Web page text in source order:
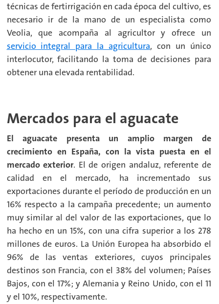
técnicas de fertirrigación en cada época del cultivo, es
necesario ir de la mano de un especialista como
Veolia, que acompaña al agricultor y ofrece un
servicio integral para la agricultura, con un único
interlocutor, facilitando la toma de decisiones para
obtener una elevada rentabilidad.
Mercados para el aguacate
El aguacate presenta un amplio margen de
crecimiento en España, con la vista puesta en el
mercado exterior. El de origen andaluz, referente de
calidad en el mercado, ha incrementado sus
exportaciones durante el período de producción en un
16% respecto a la campaña precedente; un aumento
muy similar al del valor de las exportaciones, que lo
ha hecho en un 15%, con una cifra superior a los 278
millones de euros. La Unión Europea ha absorbido el
96% de las ventas exteriores, cuyos principales
destinos son Francia, con el 38% del volumen; Países
Bajos, con el 17%; y Alemania y Reino Unido, con el 11
y el 10%, respectivamente.